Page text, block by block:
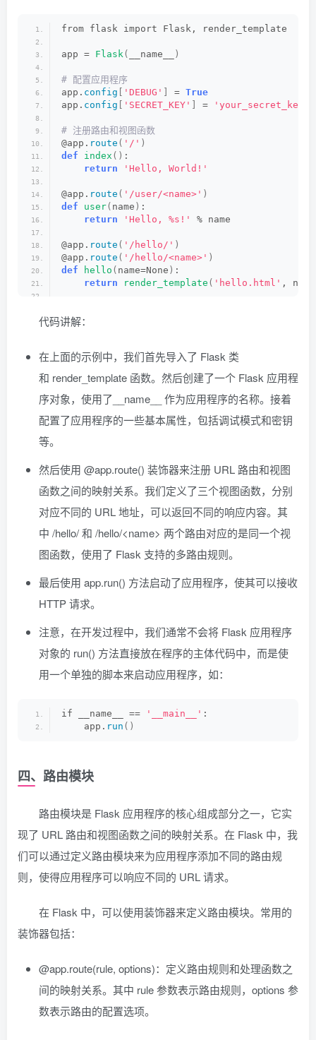
from flask import Flask, render_template
app = Flask( __name__ )
# 配置应用程序
app. config 'DEBUG' = True
app. config 'SECRET_KEY' = 'your_secret_key'
# 注册路由和视图函数
@app. route ( '/' )
def
index () :
return
'Hello, World!'
@app. route ( '/user/<name>' )
def
user( name ) :
return
'Hello, %s!' % name
@app. route ( '/hello/' )
@app. route ( '/hello/<name>' )
def
hello ( name=None ) :
return
render_template ( 'hello.html' ,
if __name__ ==
代码讲解：
在上面的示例中，我们首先导入了 Flask 类
和 render_template 函数。然后创建了一个 Flask 应用程
序对象，使用了__name__ 作为应用程序的名称。接着
配置了应用程序的一些基本属性，包括调试模式和密钥
等。
然后使用 @app.route() 装饰器来注册 URL 路由和视图
函数之间的映射关系。我们定义了三个视图函数，分别
对应不同的 URL 地址，可以返回不同的响应内容。其
中 /hello/ 和 /hello/<name> 两个路由对应的是同一个视
图函数，使用了 Flask 支持的多路由规则。
最后使用 app.run() 方法启动了应用程序，使其可以接收
HTTP 请求。
注意，在开发过程中，我们通常不会将 Flask 应用程序
对象的 run() 方法直接放在程序的主体代码中，而是使
用一个单独的脚本来启动应用程序，如：
if __name__ == '__main__' :
    app.
run ()
四、路由模块
路由模块是 Flask 应用程序的核心组成部分之一，它实
现了 URL 路由和视图函数之间的映射关系。在 Flask 中，我
们可以通过定义路由模块来为应用程序添加不同的路由规
则，使得应用程序可以响应不同的 URL 请求。
在 Flask 中，可以使用装饰器来定义路由模块。常用的
装饰器包括：
@app.route(rule, options)：定义路由规则和处理函数之
间的映射关系。其中 rule 参数表示路由规则，options 参
数表示路由的配置选项。